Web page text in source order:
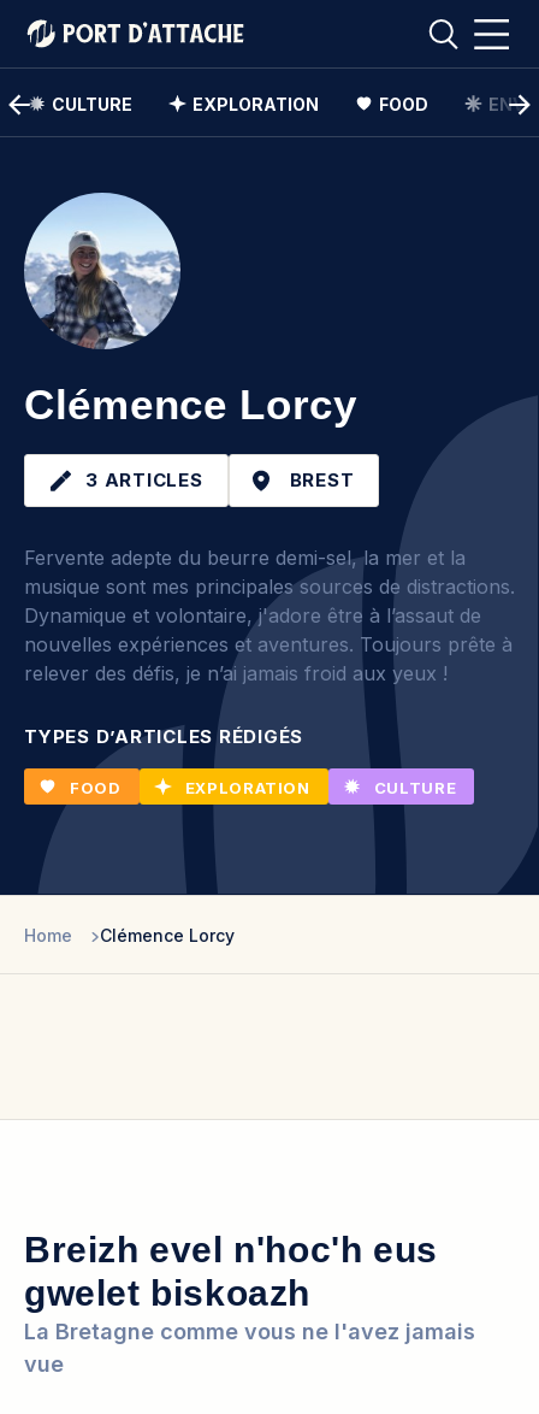
CULTURE EXPLORATION FOOD
Comment pouvons-nous vous aider ?
Rechercher
Rechercher
Clémence Lorcy
3 ARTICLES BREST
Fervente adepte du beurre demi-sel, la mer et la
musique sont mes principales sources de distractions.
Dynamique et volontaire, j'adore être à l’assaut de
nouvelles expériences et aventures. Toujours prête à
relever des défis, je n’ai jamais froid aux yeux !
TYPES D’ARTICLES RÉDIGÉS
FOOD EXPLORATION CULTURE
Home Clémence Lorcy
Breizh evel n'hoc'h eus
gwelet biskoazh
La Bretagne comme vous ne l'avez jamais
vue